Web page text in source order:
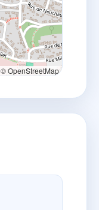
© OpenStreetMap